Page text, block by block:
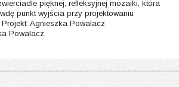
pięknej, refleksyjnej mozaiki, która
punkt wyjścia przy projektowaniu
Agnieszka Powalacz
Powalacz